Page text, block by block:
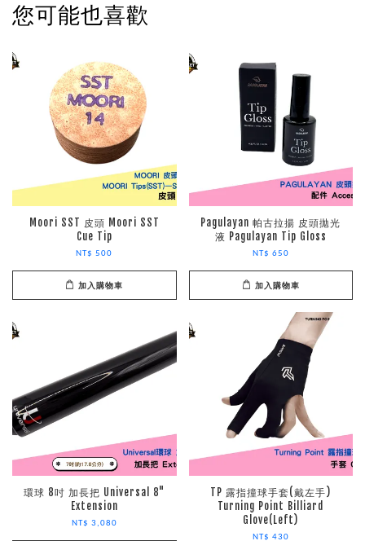
您可能也喜歡
Moori SST 皮頭 Moori SST
Cue Tip
NT$ 500
加入購物車
Pagulayan 帕古拉揚 皮頭拋光
液 Pagulayan Tip Gloss
NT$ 650
加入購物車
環球 8吋 加長把 Universal 8"
Extension
NT$ 3,080
TP 露指撞球手套(戴左手)
Turning Point Billiard
Glove(Left)
NT$ 430